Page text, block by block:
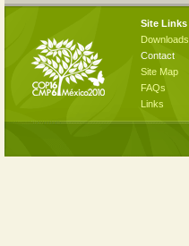
Site Links
Downloads
Contact
Site Map
FAQs
Links